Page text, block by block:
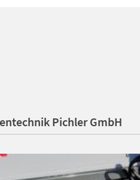
Pichler GmbH